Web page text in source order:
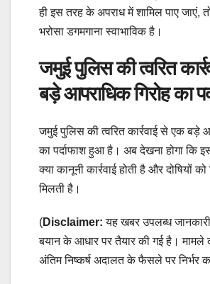
ही इस तरह के अपराध में शामिल पाए जाएं,
भरोसा डगमगाना स्वाभाविक है।
जमुई पुलिस की त्वरित
बड़े आपराधिक गिरोह का
जमुई पुलिस की त्वरित कार्रवाई से एक बड़े
का पर्दाफाश हुआ है। अब देखना होगा कि
क्या कानूनी कार्रवाई होती है और दोषियों
मिलती है।
(Disclaimer: यह खबर उपलब्ध
बयान के आधार पर तैयार की गई है। मामले
अंतिम निष्कर्ष अदालत के फैसले पर निर्भर